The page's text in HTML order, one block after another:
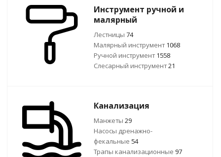
Инструмент ручной и
малярный
Лестницы 74
Малярный инструмент1068
Ручной инcтрумент1558
Слесарный инструмент21
Канализация
Манжеты 29
Насосы дренажно-
фекальные 54
Трапы канализационные 97